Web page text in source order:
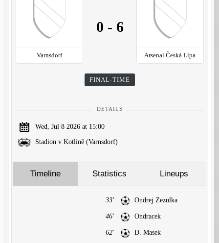
Varnsdorf
0 - 6
Arsenal Česká Lípa
FINAL-TIME
DETAILS
Wed, Jul 8 2026 at 15:00
Stadion v Kotlině (Varnsdorf)
Timeline Statistics Lineups
33' Ondrej Zezulka
46' Ondracek
62' D. Masek